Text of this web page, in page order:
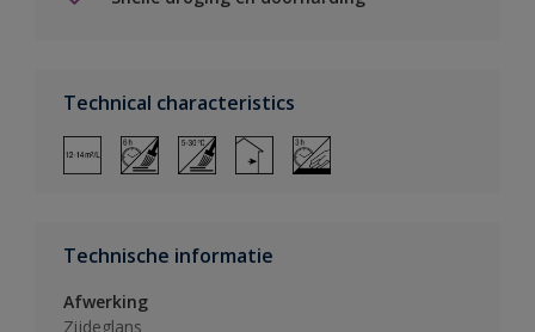
Technical characteristics
Technische informatie
Afwerking
Zijdeglans